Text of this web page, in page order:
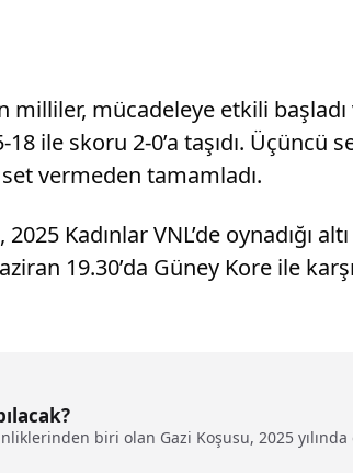
mücadeleye etkili
ile skoru 2-0’a taşıdı. Üçüncü
vermeden tamamladı.
Kadınlar VNL’de oynadığı
19.30’da Güney Kore ile
biri olan Gazi Koşusu, 2025